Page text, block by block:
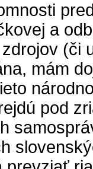
a
(či
mám
pod